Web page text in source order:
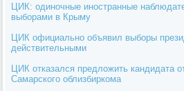
ЦИК: одиночные иностранные
выборами в Крыму
ЦИК официально объявил выборы
действительными
ЦИК отказался предложить кандидата
Самарского облизбиркома